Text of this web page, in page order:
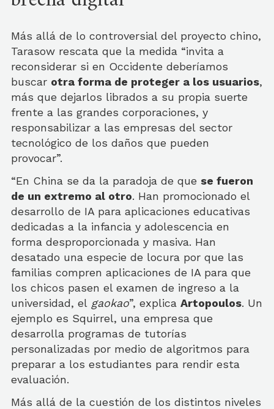
Más allá de lo controversial del proyecto chino,
Tarasow rescata que la medida “invita a
reconsiderar si en Occidente deberíamos
buscar otra forma de proteger a los usuarios,
más que dejarlos librados a su propia suerte
frente a las grandes corporaciones, y
responsabilizar a las empresas del sector
tecnológico de los daños que pueden
provocar”.
“En China se da la paradoja de que se fueron
de un extremo al otro. Han promocionado el
desarrollo de IA para aplicaciones educativas
dedicadas a la infancia y adolescencia en
forma desproporcionada y masiva. Han
desatado una especie de locura por que las
familias compren aplicaciones de IA para que
los chicos pasen el examen de ingreso a la
universidad, el gaokao”, explica Artopoulos. Un
ejemplo es Squirrel, una empresa que
desarrolla programas de tutorías
personalizadas por medio de algoritmos para
preparar a los estudiantes para rendir esta
evaluación.
Más allá de la cuestión de los distintos niveles